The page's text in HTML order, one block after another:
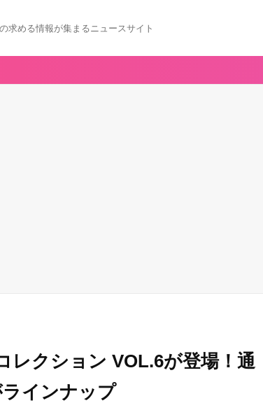
求める情報が集まるニュースサイト
レクション VOL.6が登場！通
インナップ